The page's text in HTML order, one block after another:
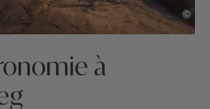
©
à